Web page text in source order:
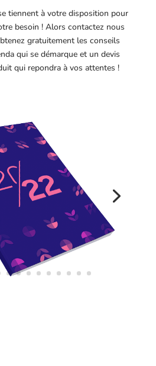
tiennent à votre disposition pour
besoin ! Alors contactez nous
gratuitement les conseils
qui se démarque et un devis
qui repondra à vos attentes !